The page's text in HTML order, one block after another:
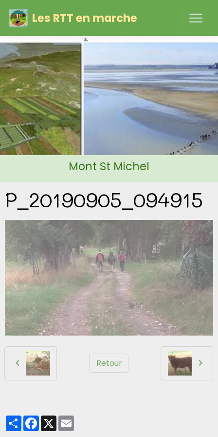
Les RTT en marche
Mont St Michel
P_20190905_094915
Retour
PartagerFacebook
X